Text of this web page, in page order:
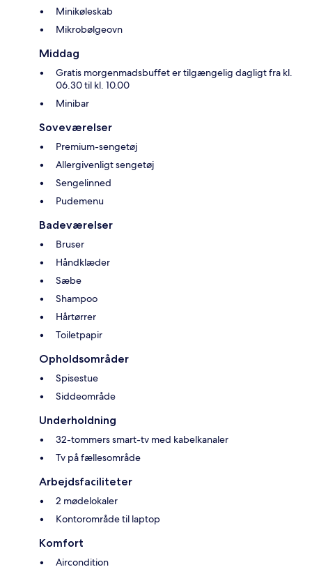
Minikøleskab
Mikrobølgeovn
Middag
Gratis morgenmadsbuffet er tilgængelig dagligt fra kl.
06.30 til kl. 10.00
Minibar
Soveværelser
Premium-sengetøj
Allergivenligt sengetøj
Sengelinned
Pudemenu
Badeværelser
Bruser
Håndklæder
Sæbe
Shampoo
Hårtørrer
Toiletpapir
Opholdsområder
Spisestue
Siddeområde
Underholdning
32-tommers smart-tv med kabelkanaler
Tv på fællesområde
Arbejdsfaciliteter
2 mødelokaler
Kontorområde til laptop
Komfort
Aircondition